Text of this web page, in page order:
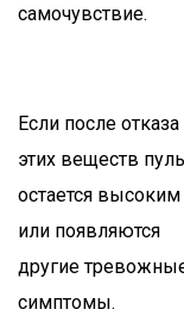
самочувствие.
Если после отказа
этих веществ
остается высоким
или появляются
другие
симптомы.